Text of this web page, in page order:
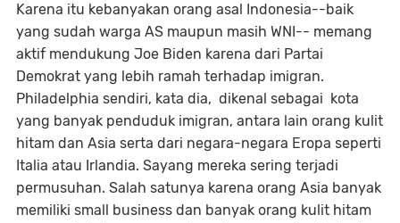
Karena itu kebanyakan orang asal Indonesia--baik
yang sudah warga AS maupun masih WNI-- memang
aktif mendukung Joe Biden karena dari Partai
Demokrat yang lebih ramah terhadap imigran.
Philadelphia sendiri, kata dia, dikenal sebagai kota
yang banyak penduduk imigran, antara lain orang kulit
hitam dan Asia serta dari negara-negara Eropa seperti
Italia atau Irlandia. Sayang mereka sering terjadi
permusuhan. Salah satunya karena orang Asia banyak
memiliki small business dan banyak orang kulit hitam